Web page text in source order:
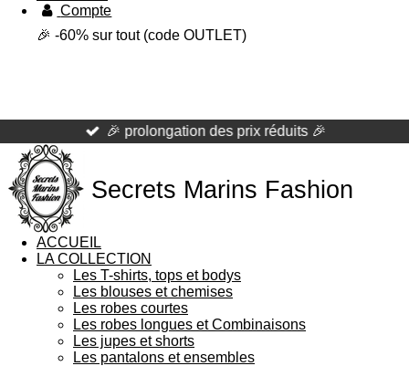
Compte
🎉 -60% sur tout (code OUTLET)
🎉 prolongation des prix réduits 🎉
Secrets Marins Fashion
ACCUEIL
LA COLLECTION
Les T-shirts, tops et bodys
Les blouses et chemises
Les robes courtes
Les robes longues et Combinaisons
Les jupes et shorts
Les pantalons et ensembles